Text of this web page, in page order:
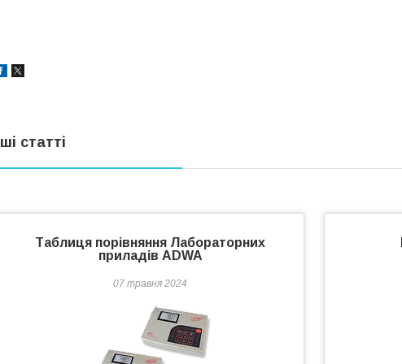
статті
Таблиця порівняння Лабораторних
приладів ADWA
07 травня 2024